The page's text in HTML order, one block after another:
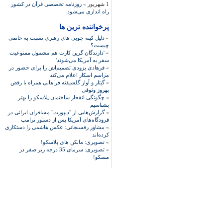
1 شهریور »
روزنامه تخصصی قرآن در کشور
راه اندازی می‌شود
پرخواننده ترین ها
» دلیل کینه جویی های رهبری نسبت به خاتمی
چیست؟
» 'دارندگان گرین کارت هم مشمول ممنوعیت
سفر به آمریکا می‌شوند'
» فرهادی بزودی تصمیم‌اش را برای حضور در
مراسم اسکار اعلام می‌کند
»گیتار و آواز گلشیفته فراهانی همراه با رقص
بهروز وثوقی
» چگونگی انفجار ساختمان پلاسکو را بهتر
بشناسیم
»گزارش‌هایی از "دیپورت" مسافران ایرانی در
فرودگاه‌های آمریکا پس از دستور ترامپ
» مشاور رفسنجانی: عکس هاشمی را دستکاری
کرده‌اند
» تصویری: مانکن های پلاسکو!
»
تصویری: سرمای 35 درجه زیر صفر در
مسکو!